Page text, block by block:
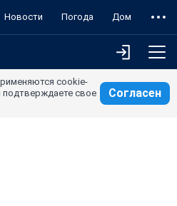
Новости Погода Дом
cookie-
подтверждаете свое
Согласен